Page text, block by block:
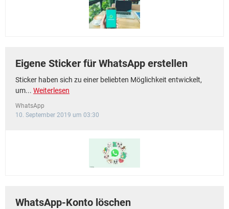
Eigene Sticker für WhatsApp erstellen
Sticker haben sich zu einer beliebten Möglichkeit entwickelt,
um... Weiterlesen
WhatsApp
10. September 2019 um 03:30
WhatsApp-Konto löschen